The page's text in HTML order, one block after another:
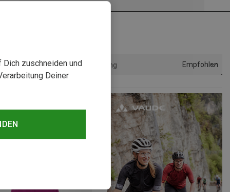
Sortierung Empfohlen
zuschneiden und
Deiner